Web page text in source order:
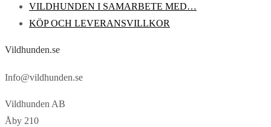
VILDHUNDEN I SAMARBETE MED…
KÖP OCH LEVERANSVILLKOR
Vildhunden.se
Info@vildhunden.se
Vildhunden AB
Åby 210